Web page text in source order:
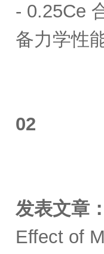
- 0.25Ce
备力学性
02
发表文章
Effect of